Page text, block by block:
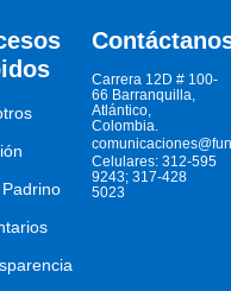
Carrera 12D # 100-
66 Barranquilla,
Atlántico,
Colombia.
Celulares: 312-595
9243; 317-428
5023